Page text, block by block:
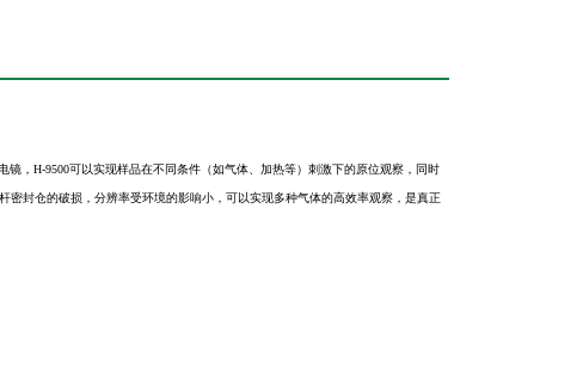
，H-9500可以实现样品在不同条件（如气体、加热等）刺激下的原位观察，同时
密封仓的破损，分辨率受环境的影响小，可以实现多种气体的高效率观察，是真正